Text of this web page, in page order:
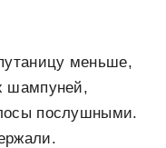
меньше,
шампуней,
послушными.